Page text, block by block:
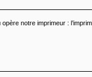
opère notre imprimeur :